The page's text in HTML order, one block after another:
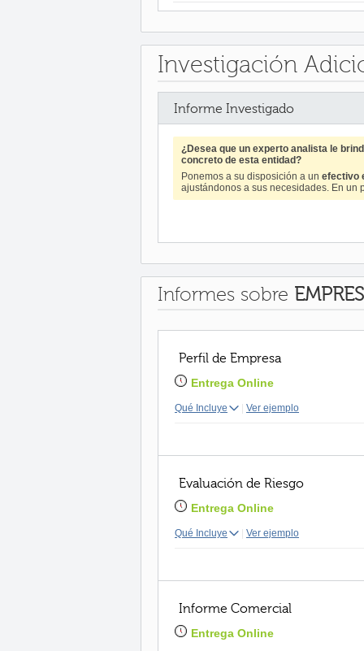
Investigación
Informe Investigado
¿Desea que un experto analista le
concreto de esta entidad?
Ponemos a su disposición a un efectivo
ajustándonos a sus necesidades. En
Informes sobre
Perfil de Empresa
Entrega Online
Qué Incluye | Ver ejemplo
Evaluación de Riesgo
Entrega Online
Qué Incluye | Ver ejemplo
Informe Comercial
Entrega Online